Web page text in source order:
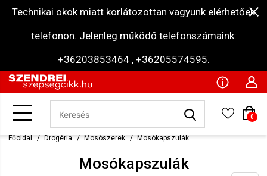
Technikai okok miatt korlátozottan vagyunk elérhetőek
telefonon. Jelenleg működő telefonszámaink:
+36203853464 , +36205574595.
0
Főoldal Drogéria Mosószerek Mosókapszulák
Mosókapszulák